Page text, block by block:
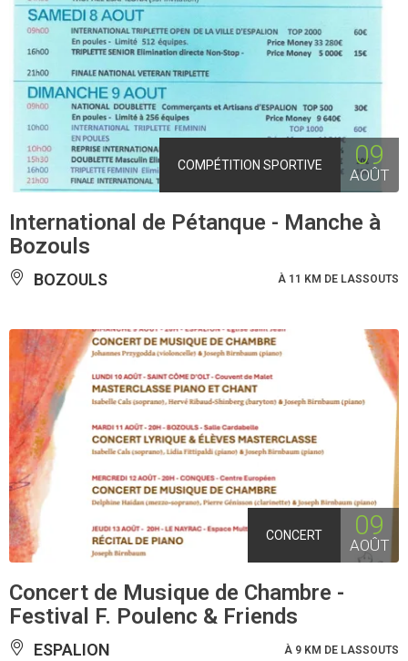
COMPÉTITION SPORTIVE 09
AOÛT
International de Pétanque - Manche à
Bozouls
BOZOULS À 11 KM DE LASSOUTS
CONCERT 09
AOÛT
Concert de Musique de Chambre -
Festival F. Poulenc & Friends
ESPALION À 9 KM DE LASSOUTS